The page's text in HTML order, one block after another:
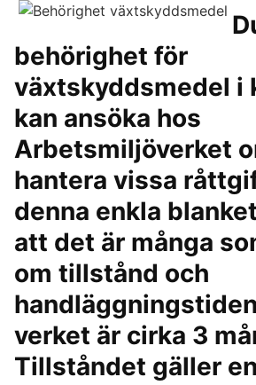
behörighet för
växtskyddsmedel i
kan ansöka hos
Arbetsmiljöverket
hantera vissa
denna enkla
att det är många
om tillstånd och
verket är cirka 3
Tillståndet gäller